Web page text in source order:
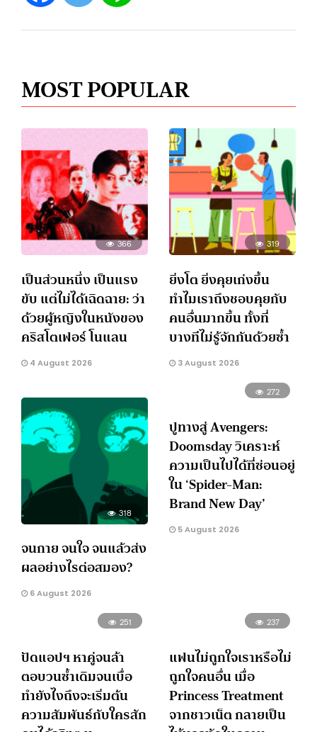
MOST POPULAR
366
เป็นส่วนหนึ่ง เป็นแรง
ขับ แต่ไม่ได้เฉิดฉาย: ว่า
ด้วยผู้หญิงในหนังของ
คริสโตเฟอร์ โนแลน
4 August 2026
319
ยิ่งโต ยิ่งคุยเก่งขึ้น
ทำไมเราถึงชอบคุยกับ
คนอื่นมากขึ้น ทั้งที่
บางทีไม่รู้จักกันด้วยซ้ำ
3 August 2026
318
จนกาย จนใจ จนแล้วส่ง
ผลอย่างไรต่อสมอง?
6 August 2026
272
ปูทางสู่ Avengers:
Doomsday วิเคราะห์
ความเป็นไปได้ที่ซ่อนอยู่
ใน ‘Spider-Man:
Brand New Day’
5 August 2026
251
ปัดแอปฯ หาคู่จนล้า
ตอบวนซ้ำเดิมจนเบื่อ
ทำยังไงถึงจะเริ่มต้น
ความสัมพันธ์กับใครสัก
237
แฟนไม่ถูกใจเราหรือไม่
ถูกใจคนอื่น เมื่อ
Princess Treatment
จากชาวเน็ต กลายเป็น